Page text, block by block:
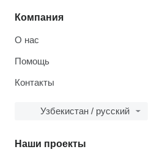
Компания
О нас
Помощь
Контакты
Узбекистан / русский
Наши проекты